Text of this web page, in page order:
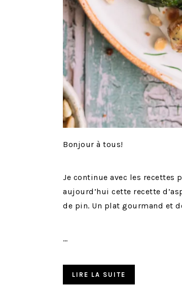
Bonjour à tous!
Je continue avec les recettes
aujourd’hui cette recette
de pin. Un plat gourmand et
…
LIRE LA SUITE